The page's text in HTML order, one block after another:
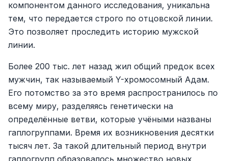
компонентом данного исследования, уникальна
тем, что передается строго по отцовской линии.
Это позволяет проследить историю мужской
линии.
Более 200 тыс. лет назад жил общий предок всех
мужчин, так называемый Y-хромосомный Адам.
Его потомство за это время распространилось по
всему миру, разделяясь генетически на
определённые ветви, которые учёными названы
гаплогруппами. Время их возникновения десятки
тысяч лет. За такой длительный период внутри
гаплогрупп образовалось множество новых